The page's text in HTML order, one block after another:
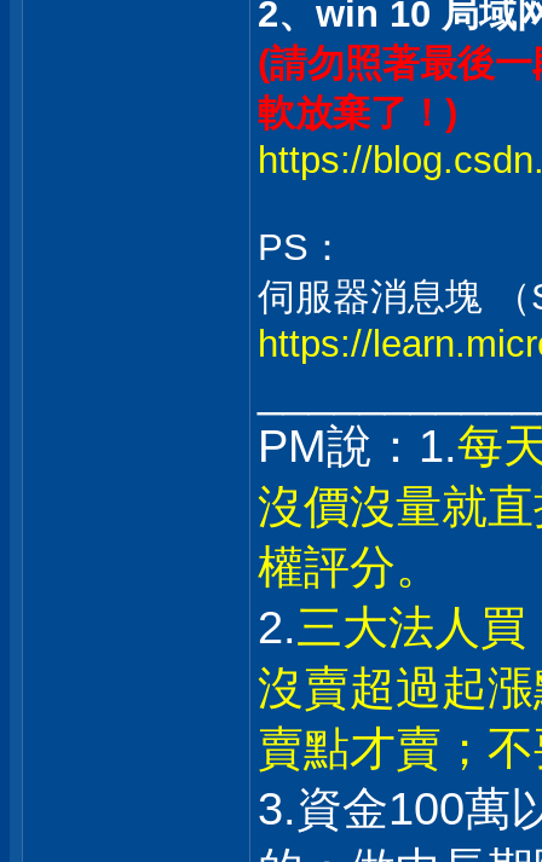
2、win 10 局域
(請勿照著最後
軟放棄了！)
https://
PS：
伺服器消息塊
https://
PM說：1.每
沒價沒量就
權評分。
2.三大法人
沒賣超過起
賣點才賣；
3.資金100萬